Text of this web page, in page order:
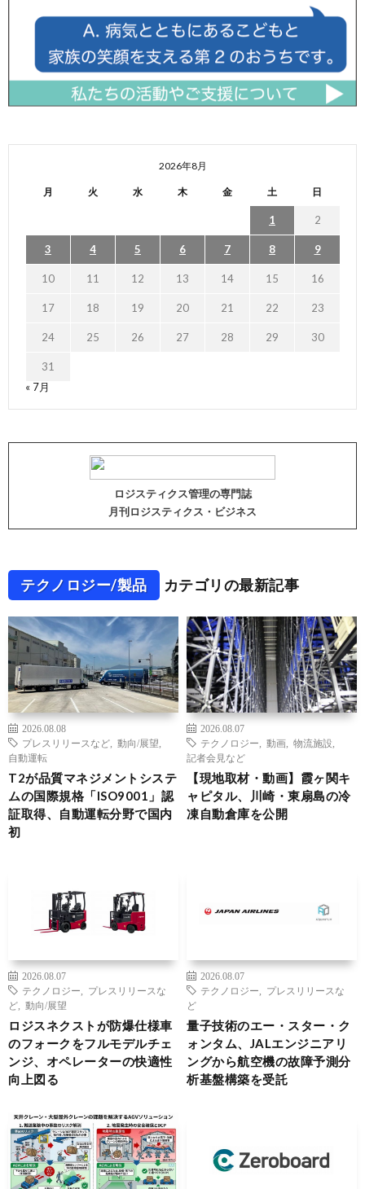
2026年8月
月 火 水 木 金 土 日
1 2
3 4 5 6 7 8 9
10 11 12 13 14 15 16
17 18 19 20 21 22 23
24 25 26 27 28 29 30
31
« 7月
ロジスティクス管理の専門誌
月刊ロジスティクス・ビジネス
テクノロジー/製品 カテゴリの最新記事
2026.08.08
プレスリリースなど
動向/展望
自動運転
T2が品質マネジメントシステ
ムの国際規格「ISO9001」認
証取得、自動運転分野で国内
初
2026.08.07
テクノロジー
動画 物流施設
記者会見など
【現地取材・動画】霞ヶ関キ
ャピタル、川崎・東扇島の冷
凍自動倉庫を公開
2026.08.07
テクノロジー
プレスリリースな
ど
動向/展望
ロジスネクストが防爆仕様車
のフォークをフルモデルチェ
ンジ、オペレーターの快適性
向上図る
2026.08.07
テクノロジー
プレスリリースな
ど
量子技術のエー・スター・ク
ォンタム、JALエンジニアリ
ングから航空機の故障予測分
析基盤構築を受託